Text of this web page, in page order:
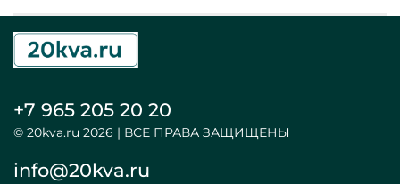
+7 965 205 20 20
© 20kva.ru 2026 | ВСЕ ПРАВА ЗАЩИЩЕНЫ
info@20kva.ru